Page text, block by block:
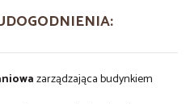
zarządzająca budynkiem